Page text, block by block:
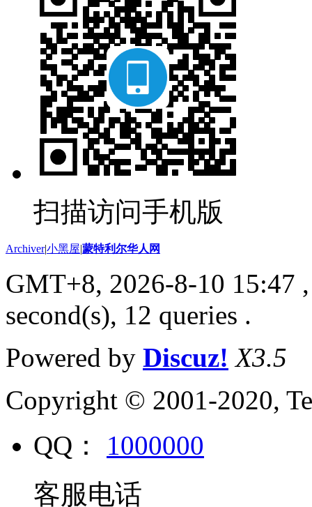
扫描访问手机版
Archiver|小黑屋|蒙特利尔华人网
GMT+8, 2026-8-10 15:47
second(s), 12 queries .
Powered by Discuz! X3.5
Copyright © 2001-2020,
QQ： 1000000
客服电话